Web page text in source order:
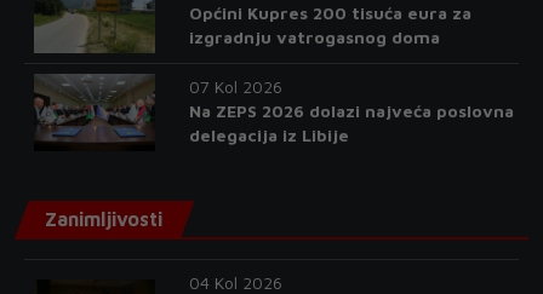
Općini Kupres 200 tisuća eura za
izgradnju vatrogasnog doma
07 Kol 2026
Na ZEPS 2026 dolazi najveća poslovna
delegacija iz Libije
Zanimljivosti
04 Kol 2026